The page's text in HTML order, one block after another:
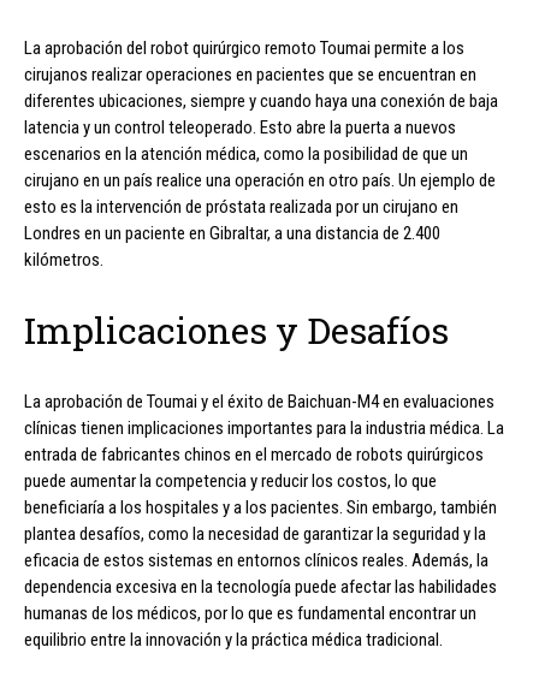
La aprobación del robot quirúrgico remoto Toumai permite a los
cirujanos realizar operaciones en pacientes que se encuentran en
diferentes ubicaciones, siempre y cuando haya una conexión de baja
latencia y un control teleoperado. Esto abre la puerta a nuevos
escenarios en la atención médica, como la posibilidad de que un
cirujano en un país realice una operación en otro país. Un ejemplo de
esto es la intervención de próstata realizada por un cirujano en
Londres en un paciente en Gibraltar, a una distancia de 2.400
kilómetros.
Implicaciones y Desafíos
La aprobación de Toumai y el éxito de Baichuan-M4 en evaluaciones
clínicas tienen implicaciones importantes para la industria médica. La
entrada de fabricantes chinos en el mercado de robots quirúrgicos
puede aumentar la competencia y reducir los costos, lo que
beneficiaría a los hospitales y a los pacientes. Sin embargo, también
plantea desafíos, como la necesidad de garantizar la seguridad y la
eficacia de estos sistemas en entornos clínicos reales. Además, la
dependencia excesiva en la tecnología puede afectar las habilidades
humanas de los médicos, por lo que es fundamental encontrar un
equilibrio entre la innovación y la práctica médica tradicional.